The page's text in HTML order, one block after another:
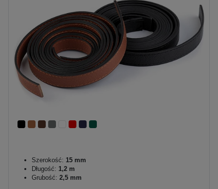
Szerokość: 15 mm
Długość: 1,2 m
Grubość: 2,5 mm